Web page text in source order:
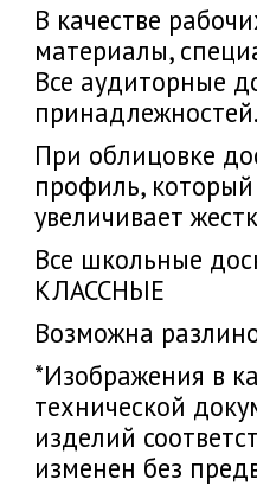
В качестве
материалы,
Все аудиторные
При облицовке
профиль,
увеличивает
Все школьные
КЛАССНЫЕ
Возможна
*Изображения в
технической
изделий
изменен без